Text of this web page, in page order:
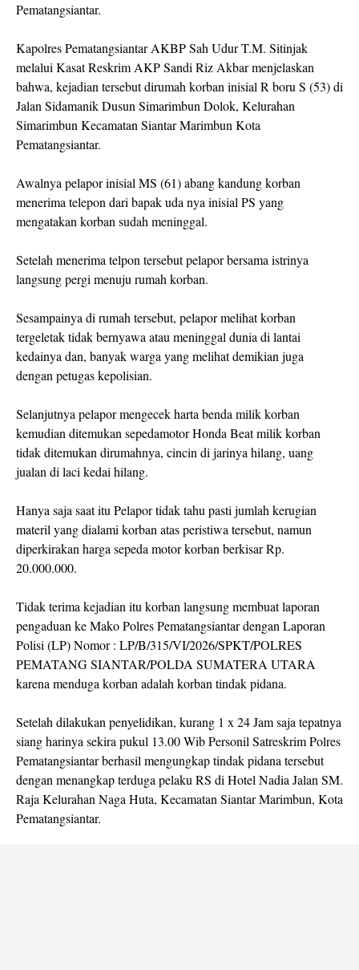
Pematangsiantar.
Kapolres Pematangsiantar AKBP Sah Udur T.M. Sitinjak
melalui Kasat Reskrim AKP Sandi Riz Akbar menjelaskan
bahwa, kejadian tersebut dirumah korban inisial R boru S (53) di
Jalan Sidamanik Dusun Simarimbun Dolok, Kelurahan
Simarimbun Kecamatan Siantar Marimbun Kota
Pematangsiantar.
Awalnya pelapor inisial MS (61) abang kandung korban
menerima telepon dari bapak uda nya inisial PS yang
mengatakan korban sudah meninggal.
Setelah menerima telpon tersebut pelapor bersama istrinya
langsung pergi menuju rumah korban.
Sesampainya di rumah tersebut, pelapor melihat korban
tergeletak tidak bernyawa atau meninggal dunia di lantai
kedainya dan, banyak warga yang melihat demikian juga
dengan petugas kepolisian.
Selanjutnya pelapor mengecek harta benda milik korban
kemudian ditemukan sepedamotor Honda Beat milik korban
tidak ditemukan dirumahnya, cincin di jarinya hilang, uang
jualan di laci kedai hilang.
Hanya saja saat itu Pelapor tidak tahu pasti jumlah kerugian
materil yang dialami korban atas peristiwa tersebut, namun
diperkirakan harga sepeda motor korban berkisar Rp.
20.000.000.
Tidak terima kejadian itu korban langsung membuat laporan
pengaduan ke Mako Polres Pematangsiantar dengan Laporan
Polisi (LP) Nomor : LP/B/315/VI/2026/SPKT/POLRES
PEMATANG SIANTAR/POLDA SUMATERA UTARA
karena menduga korban adalah korban tindak pidana.
Setelah dilakukan penyelidikan, kurang 1 x 24 Jam saja tepatnya
siang harinya sekira pukul 13.00 Wib Personil Satreskrim Polres
Pematangsiantar berhasil mengungkap tindak pidana tersebut
dengan menangkap terduga pelaku RS di Hotel Nadia Jalan SM.
Raja Kelurahan Naga Huta, Kecamatan Siantar Marimbun, Kota
Pematangsiantar.